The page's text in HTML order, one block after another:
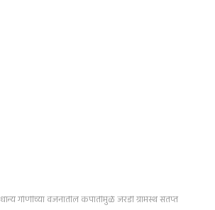
धान्य गोणींच्या वजनातील कपातीमुळे जरंडी ग्रामस्थ संतप्त